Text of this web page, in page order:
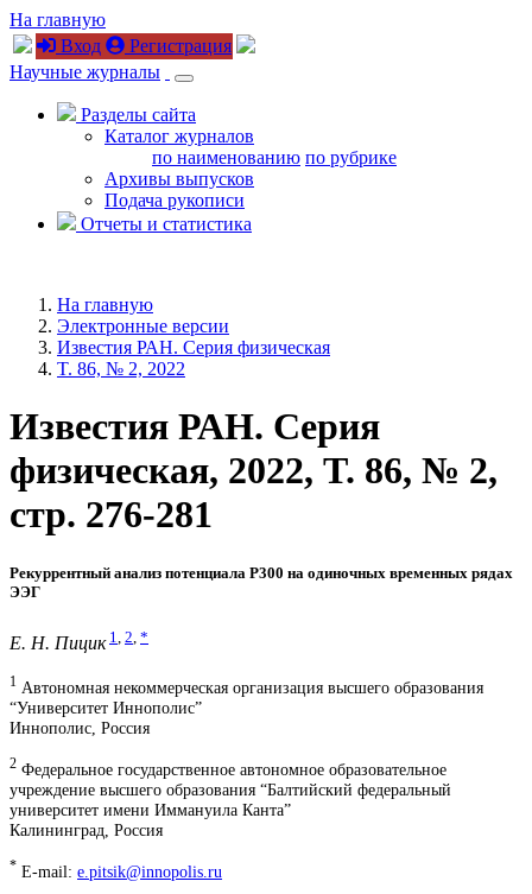
На главную
Вход
Регистрация
Научные журналы
Разделы сайта
Каталог журналов
по наименованию по рубрике
Архивы выпусков
Подача рукописи
Отчеты и статистика
На главную
Электронные версии
Известия РАН. Серия физическая
T. 86, № 2, 2022
Известия РАН. Серия
физическая, 2022, T. 86, № 2,
стр. 276-281
Рекуррентный анализ потенциала Р300 на одиночных временных рядах
ЭЭГ
Е. Н. Пицик 1 2 *
1 Автономная некоммерческая организация высшего образования
“Университет Иннополис”
Иннополис, Россия
2 Федеральное государственное автономное образовательное
учреждение высшего образования “Балтийский федеральный
университет имени Иммануила Канта”
Калининград, Россия
* E-mail: e.pitsik@innopolis.ru